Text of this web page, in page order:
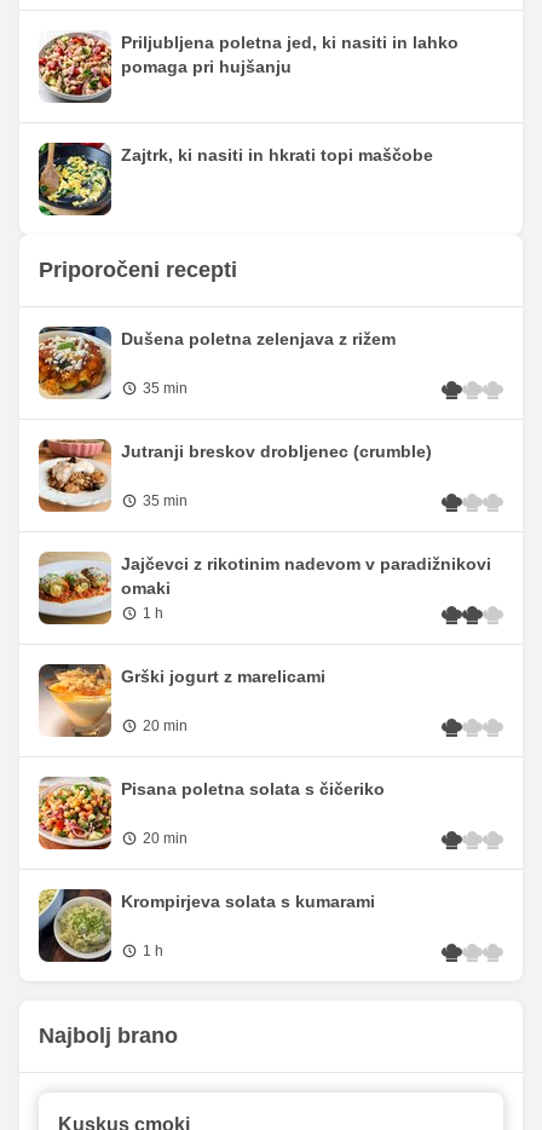
Priljubljena poletna jed, ki nasiti in lahko
pomaga pri hujšanju
Zajtrk, ki nasiti in hkrati topi maščobe
Priporočeni recepti
Dušena poletna zelenjava z rižem
35 min
Jutranji breskov drobljenec (crumble)
35 min
Jajčevci z rikotinim nadevom v paradižnikovi
omaki
1 h
Grški jogurt z marelicami
20 min
Pisana poletna solata s čičeriko
20 min
Krompirjeva solata s kumarami
1 h
Najbolj brano
Kuskus cmoki